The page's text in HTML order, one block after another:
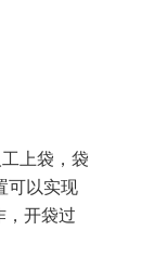
上袋，袋
可以实现
开袋过